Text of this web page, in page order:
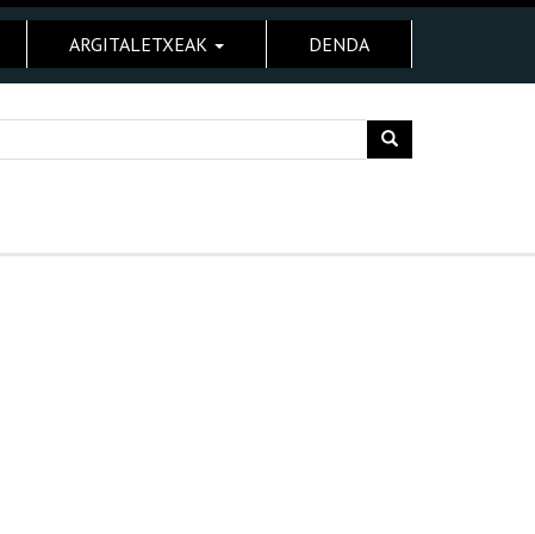
ARGITALETXEAK DENDA